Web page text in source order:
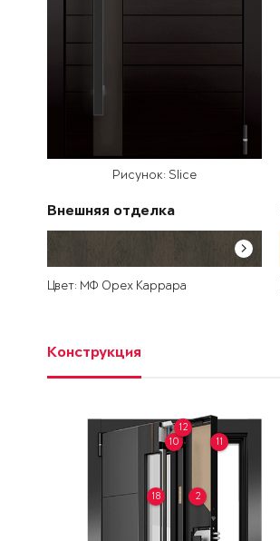
Рисунок: Slice
Внешняя отделка
Цвет: МФ Орех Каррара
Конструкция
2
10 11
12
18